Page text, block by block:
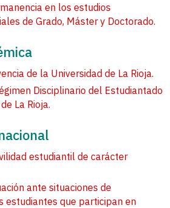
en los estudios
de Grado, Máster y Doctorado.
de la Universidad de La Rioja.
Disciplinario del Estudiantado
La Rioja.
estudiantil de carácter
ante situaciones de
estudiantes que participan en